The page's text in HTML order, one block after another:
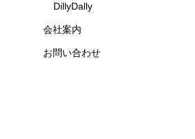
DillyDally
会社案内
お問い合わせ